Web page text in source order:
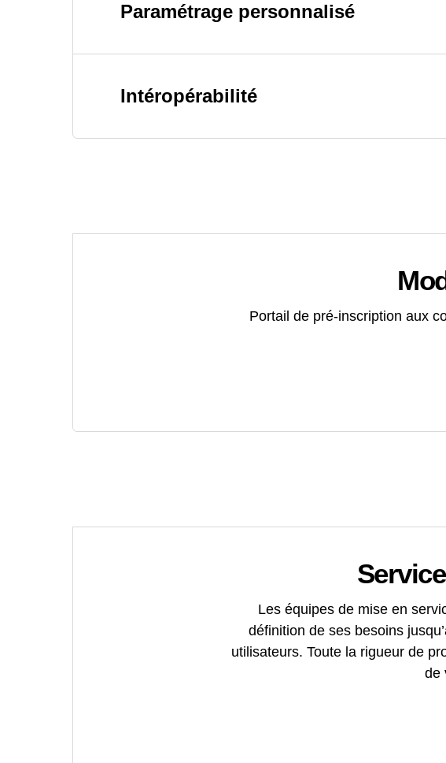
Paramétrage personnalisé
Intéropérabilité
Portail de pré-inscription aux
Les équipes de mise en
définition de ses besoins
utilisateurs. Toute la rigueur de
de